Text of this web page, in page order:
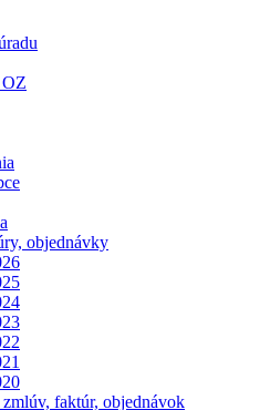
OZ
objednávky
faktúr, objednávok